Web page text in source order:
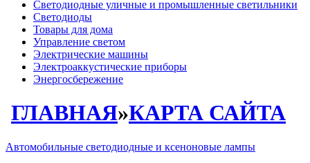
Светодиодные уличные и промышленные светильники
Светодиоды
Товары для дома
Управление светом
Электрические машины
Электроаккустические приборы
Энергосбережение
ГЛАВНАЯ»КАРТА САЙТА
Автомобильные светодиодные и ксеноновые лампы